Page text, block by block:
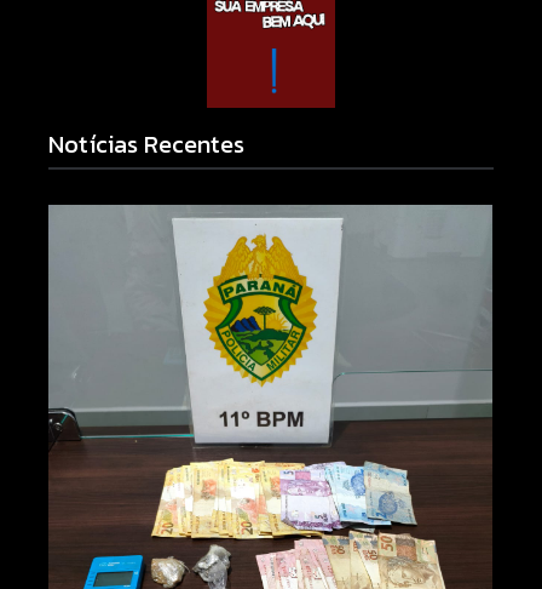
Notícias Recentes